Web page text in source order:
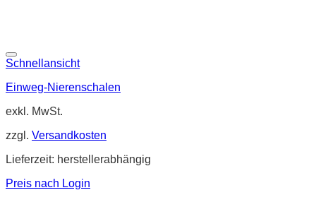
Schnellansicht
Einweg-Nierenschalen
exkl. MwSt.
zzgl. Versandkosten
Lieferzeit: herstellerabhängig
Preis nach Login